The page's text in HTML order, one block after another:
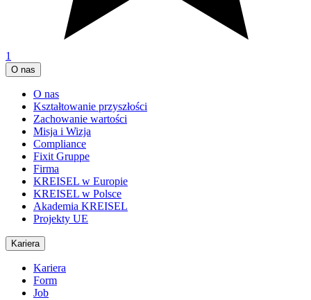
1
O nas
O nas
Kształtowanie przyszłości
Zachowanie wartości
Misja i Wizja
Compliance
Fixit Gruppe
Firma
KREISEL w Europie
KREISEL w Polsce
Akademia KREISEL
Projekty UE
Kariera
Kariera
Form
Job